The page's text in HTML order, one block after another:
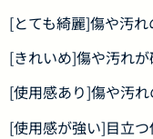
[とても綺麗]傷や汚
[きれいめ]傷や汚れ
[使用感あり]傷や汚
[使用感が強い]目立